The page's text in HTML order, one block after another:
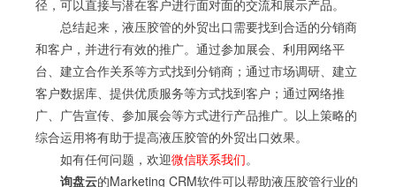
径，可以直接与潜在客户进行面对面的交流和展示产品。
总结起来，液压胶管的外贸出口需要找到合适的分销商
和客户，并进行有效的推广。通过参加展会、利用网络平
台、建立合作关系等方式找到分销商；通过市场调研、建立
客户数据库、提供优质服务等方式找到客户；通过网络推
广、广告宣传、参加展会等方式进行产品推广。以上策略的
综合运用将有助于提高液压胶管的外贸出口效果。
如有任何问题，欢迎微信联系我们。
询盘云的Marketing CRM软件可以帮助液压胶管行业的